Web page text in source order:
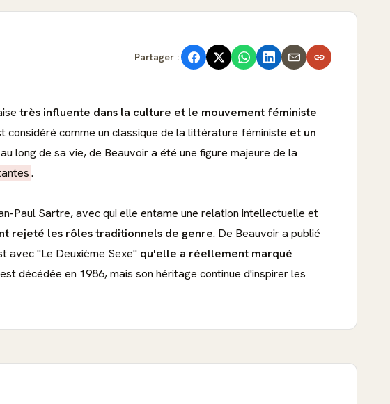
Partager :
très influente dans la culture et le mouvement féministe
considéré comme un classique de la littérature féministe et un
long de sa vie, de Beauvoir a été une figure majeure de la
.
Paul Sartre, avec qui elle entame une relation intellectuelle et
rejeté les rôles traditionnels de genre. De Beauvoir a publié
avec "Le Deuxième Sexe" qu'elle a réellement marqué
décédée en 1986, mais son héritage continue d'inspirer les